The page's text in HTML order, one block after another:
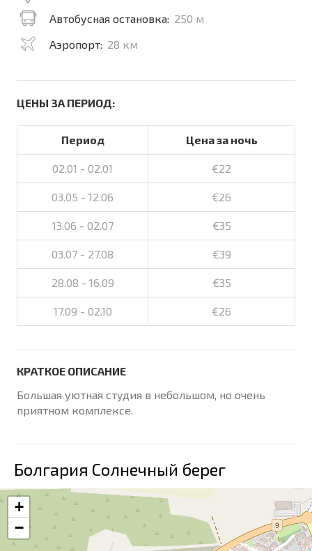
Автобусная остановка: 250 м
Аэропорт: 28 км
ЦЕНЫ ЗА ПЕРИОД:
Период Цена за ночь
02.01 - 02.01 €22
03.05 - 12.06 €26
13.06 - 02.07 €35
03.07 - 27.08 €39
28.08 - 16.09 €35
17.09 - 02.10 €26
КРАТКОЕ ОПИСАНИЕ
Большая уютная студия в небольшом, но очень
приятном комплексе.
Болгария Солнечный берег
+
−